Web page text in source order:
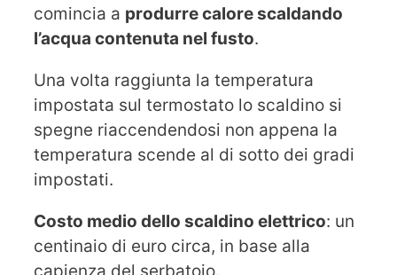
comincia a produrre calore scaldando
l’acqua contenuta nel fusto.
Una volta raggiunta la temperatura
impostata sul termostato lo scaldino si
spegne riaccendendosi non appena la
temperatura scende al di sotto dei gradi
impostati.
Costo medio dello scaldino elettrico: un
centinaio di euro circa, in base alla
capienza del serbatoio.